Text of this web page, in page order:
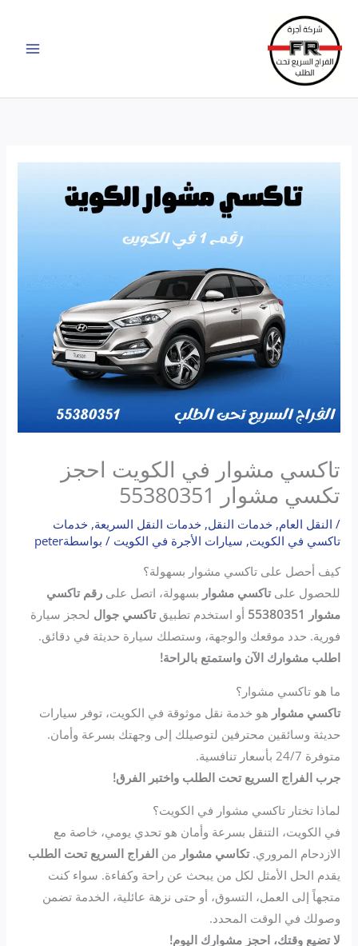
المحتوى
تاكسي مشوار في الكويت احجز
تكسي مشوار 55380351
/ النقل العام,خدمات النقل,خدمات النقل السريعة,خدمات
تاكسي في الكويت, سيارات الأجرة في الكويت / بواسطةpeter
كيف أحصل على تاكسي مشوار بسهولة؟
للحصول علىتاكسي مشوار بسهولة، اتصل علىرقم تاكسي
مشوار 55380351
أو استخدم تطبيقتاكسي جوال لحجز سيارة
فورية. حدد موقعك والوجهة، وستصلك سيارة حديثة في دقائق.
اطلب مشوارك الآن واستمتع بالراحة!
ما هو تاكسي مشوار؟
تاكسي مشوار هو خدمة نقل موثوقة في الكويت، توفر سيارات
حديثة وسائقين محترفين لتوصيلك إلى وجهتك بسرعة وأمان.
متوفرة 24/7 بأسعار تنافسية.
جرب الفراج السريع تحت الطلب واختبر الفرق!
لماذا تختار تاكسي مشوار في الكويت؟
في الكويت، التنقل بسرعة وأمان هو تحدي يومي، خاصة مع
الازدحام المروري.تكاسي مشوار منالفراج السريع تحت الطلب
يقدم الحل الأمثل لكل من يبحث عن راحة وكفاءة. سواء كنت
متجهاً إلى العمل، التسوق، أو حتى نزهة عائلية، الخدمة تضمن
وصولك في الوقت المحدد.
لا تضيع وقتك، احجز مشوارك اليوم!